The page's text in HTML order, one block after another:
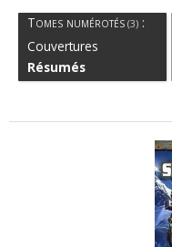
Tomes numérotés (3) :
Couvertures
Résumés